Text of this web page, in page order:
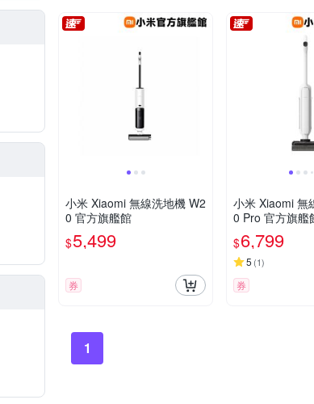
小米 Xiaomi 無線洗地機 W2
0 官方旗艦館
$5,499
券
小米 Xiaomi 無
0 Pro 官方旗艦
$6,799
5 (1)
券
1